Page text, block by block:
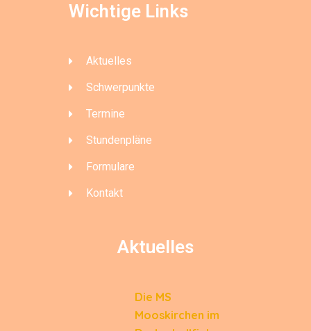
Wichtige Links
Aktuelles
Schwerpunkte
Termine
Stundenpläne
Formulare
Kontakt
Aktuelles
Die MS
Mooskirchen im